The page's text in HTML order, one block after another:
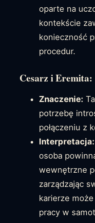
oparte na
kontekście
konieczność
procedur.
Cesarz i Eremita:
Znaczenie:
potrzebę
połączeniu z
Interpretacja:
osoba
wewnętrzne
zarządzając
karierze
pracy w